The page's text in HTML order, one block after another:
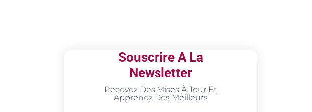
Souscrire A La
Newsletter
Recevez Des Mises À Jour Et
Apprenez Des Meilleurs